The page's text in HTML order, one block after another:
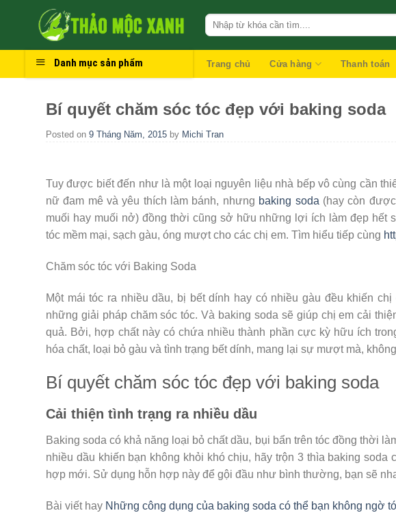
Danh mục sản phẩm Trang chủ Cửa hàng Thanh toán
Bí quyết chăm sóc tóc đẹp với baking soda
Posted on 9 Tháng Năm, 2015 by Michi Tran
Tuy được biết đến như là một loại nguyên liệu nhà bếp vô cùng cần
nữ đam mê và yêu thích làm bánh, nhưng baking soda (hay còn
muối hay muối nở) đồng thời cũng sở hữu những lợi ích làm đẹp hết
tóc mềm mại, sạch gàu, óng mượt cho các chị em. Tìm hiểu tiếp cùng
Chăm sóc tóc với Baking Soda
Một mái tóc ra nhiều dầu, bị bết dính hay có nhiều gàu đều khiến
những giải pháp chăm sóc tóc. Và baking soda sẽ giúp chị em cải
quả. Bởi, hợp chất này có chứa nhiều thành phần cực kỳ hữu ích
hóa chất, loại bỏ gàu và tình trạng bết dính, mang lại sự mượt mà,
Bí quyết chăm sóc tóc đẹp với baking soda
Cải thiện tình trạng ra nhiều dầu
Baking soda có khả năng loại bỏ chất dầu, bụi bẩn trên tóc đồng thời
nhiều dầu khiến bạn không khỏi khó chịu, hãy trộn 3 thìa baking
hợp mới. Sử dụng hỗn hợp này để gội đầu như bình thường, bạn sẽ
Bài viết hay Những công dụng của baking soda có thể bạn không ngờ